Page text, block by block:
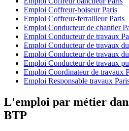
Emploi Coffreur-boiseur Paris
Emploi Coffreur-ferrailleur Paris
Emploi Conducteur de chantier
Emploi Conducteur de travaux
Emploi Conducteur de travaux
Emploi Conducteur de travaux
Emploi Conducteur de travaux
Emploi Coordinateur de travaux
Emploi Responsable travaux
L'emploi par métier
BTP